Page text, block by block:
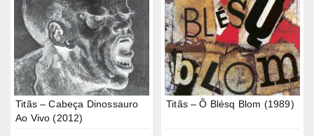
Titãs – Cabeça Dinossauro
Ao Vivo (2012)
Titãs – Õ Blésq Blom (1989)